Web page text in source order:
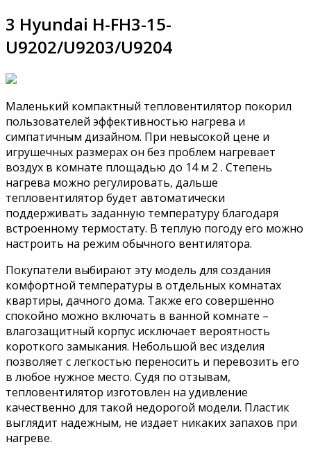
3 Hyundai H-FH3-15-
U9202/U9203/U9204
Маленький компактный тепловентилятор покорил
пользователей эффективностью нагрева и
симпатичным дизайном. При невысокой цене и
игрушечных размерах он без проблем нагревает
воздух в комнате площадью до 14 м 2 . Степень
нагрева можно регулировать, дальше
тепловентилятор будет автоматически
поддерживать заданную температуру благодаря
встроенному термостату. В теплую погоду его можно
настроить на режим обычного вентилятора.
Покупатели выбирают эту модель для создания
комфортной температуры в отдельных комнатах
квартиры, дачного дома. Также его совершенно
спокойно можно включать в ванной комнате –
влагозащитный корпус исключает вероятность
короткого замыкания. Небольшой вес изделия
позволяет с легкостью переносить и перевозить его
в любое нужное место. Судя по отзывам,
тепловентилятор изготовлен на удивление
качественно для такой недорогой модели. Пластик
выглядит надежным, не издает никаких запахов при
нагреве.